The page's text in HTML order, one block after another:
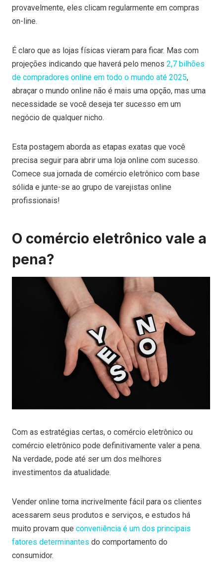
provavelmente, eles clicam regularmente em compras
on-line.
É claro que as lojas físicas vieram para ficar. Mas com
projeções indicando que haverá pelo menos 2,7 bilhões
de compradores online em todo o mundo até 2025,
abraçar o mundo online não é mais uma opção, mas uma
necessidade se você deseja ter sucesso em um
negócio de qualquer nicho.
Esta postagem aborda as etapas exatas que você
precisa seguir para abrir uma loja online com sucesso.
Comece sua jornada de comércio eletrônico com base
sólida e junte-se ao grupo de varejistas online
profissionais!
O comércio eletrônico vale a
pena?
Com as estratégias certas, o comércio eletrônico ou
comércio eletrônico pode definitivamente valer a pena.
Na verdade, pode até ser um dos melhores
investimentos da atualidade.
Vender online torna incrivelmente fácil para os clientes
acessarem seus produtos e serviços, e estudos há
muito provam que conveniência é um dos principais
fatores determinantes do comportamento do
consumidor.